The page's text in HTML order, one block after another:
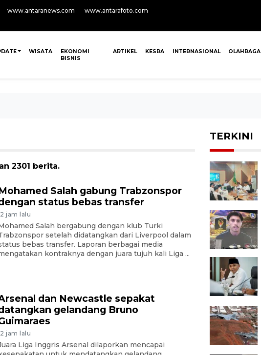
www.antaranews.com www.antarafoto.com
WISATA
EKONOMI
BISNIS
ARTIKEL KESRA INTERNASIONAL OLAHRAGA
2301 berita.
Salah gabung Trabzonspor
status bebas transfer
jam lalu
Salah bergabung dengan klub Turki
setelah didatangkan dari Liverpool dalam
bebas transfer. Laporan berbagai media
kontraknya dengan juara tujuh kali Liga ...
dan Newcastle sepakat
gelandang Bruno
jam lalu
Liga Inggris Arsenal dilaporkan mencapai
TERKINI